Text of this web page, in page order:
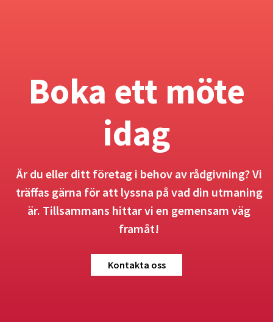
Boka ett möte
idag
Är du eller ditt företag i behov av rådgivning? Vi
träffas gärna för att lyssna på vad din utmaning
är. Tillsammans hittar vi en gemensam väg
framåt!
Kontakta oss